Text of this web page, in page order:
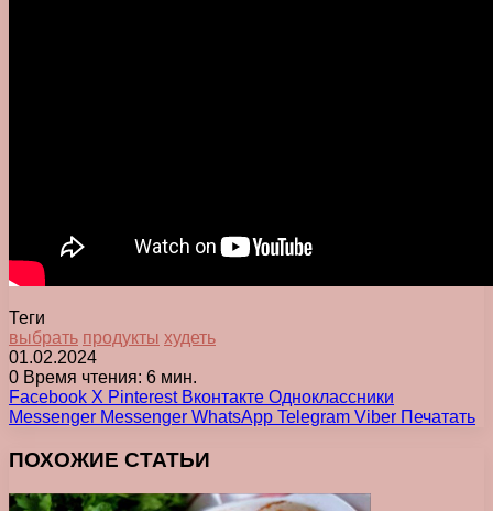
Теги
выбрать продукты худеть
01.02.2024
0 Время чтения: 6 мин.
Facebook X Pinterest Вконтакте Одноклассники
Messenger Messenger WhatsApp Telegram Viber Печатать
ПОХОЖИЕ СТАТЬИ